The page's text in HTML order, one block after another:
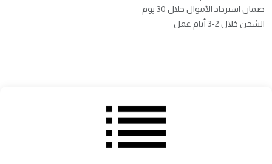
ضمان استرداد الأموال خلال 30 يوم
الشحن خلال 2-3 أيام عمل